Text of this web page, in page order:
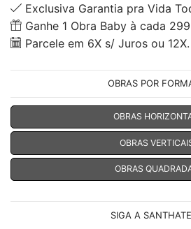
Exclusiva Garantia pra Vida
Ganhe 1 Obra Baby à cada
Parcele em 6X s/ Juros ou 12X.
OBRAS POR
OBRAS
OBRAS
OBRAS
SIGA A